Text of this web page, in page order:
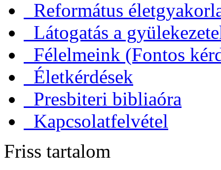
Református
Látogatás a
Félelmeink (Fontos
Életkérdések
Presbiteri bibliaóra
Kapcsolatfelvétel
Friss tartalom